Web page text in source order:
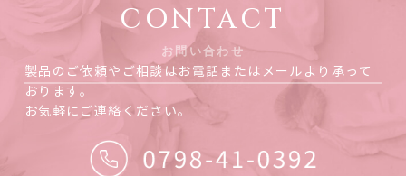
CONTACT
お問い合わせ
製品のご依頼やご相談はお電話またはメールより承って
おります。
お気軽にご連絡ください。